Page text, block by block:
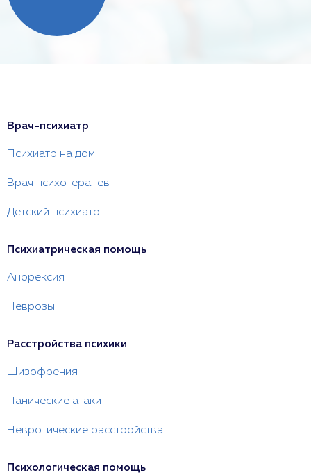
Врач-психиатр
Психиатр на дом
Врач психотерапевт
Детский психиатр
Психиатрическая помощь
Анорексия
Неврозы
Расстройства психики
Шизофрения
Панические атаки
Невротические расстройства
Психологическая помощь